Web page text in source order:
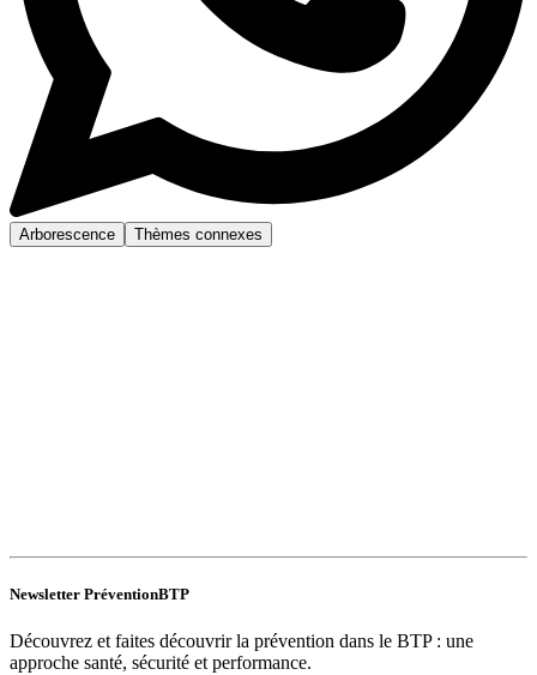
Arborescence Thèmes connexes
Newsletter PréventionBTP
Découvrez et faites découvrir la prévention dans le BTP : une
approche santé, sécurité et performance.